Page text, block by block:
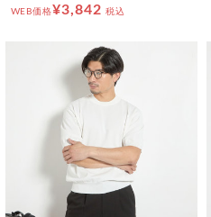
WEB価格¥3,842 税込